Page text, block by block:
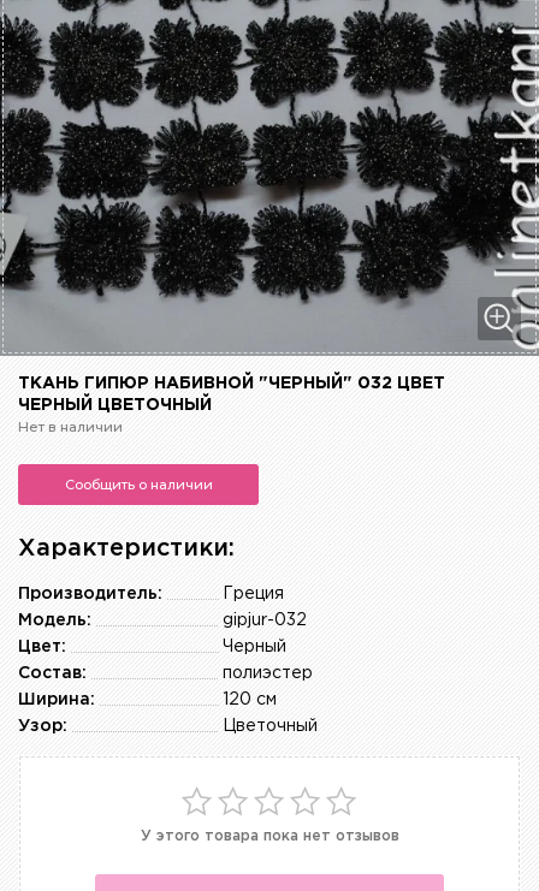
ТКАНЬ ГИПЮР НАБИВНОЙ "ЧЕРНЫЙ" 032 ЦВЕТ
ЧЕРНЫЙ ЦВЕТОЧНЫЙ
Нет в наличии
Сообщить о наличии
Характеристики:
Греция
Производитель:
gipjur-032
Модель:
Черный
Цвет:
полиэстер
Состав:
120 см
Ширина:
Цветочный
Узор:
У этого товара пока нет отзывов